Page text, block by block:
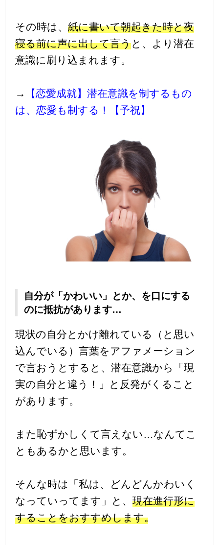
その時は、 紙に書いて朝起きた時と夜
寝る前に声に出して言うと、より潜在
意識に刷り込まれます。
→
【恋愛成就】潜在意識を制するもの
は、恋愛も制する！【予祝】
自分が「かわいい」とか、を口にする
のに抵抗があります…
現状の自分とかけ離れている（と思い
込んでいる）言葉をアファメーション
で言おうとすると、潜在意識から「現
実の自分と違う！」と反発がくること
があります。
また恥ずかしくて言えない…なんてこ
ともあるかと思います。
そんな時は「私は、どんどんかわいく
なっていってます」と、 現在進行形に
することをおすすめします。